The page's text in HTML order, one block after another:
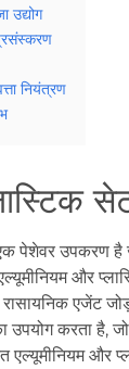
उद्योग
नियंत्रण
पेशेवर उपकरण है
और
रासायनिक एजेंट
करता है,
और